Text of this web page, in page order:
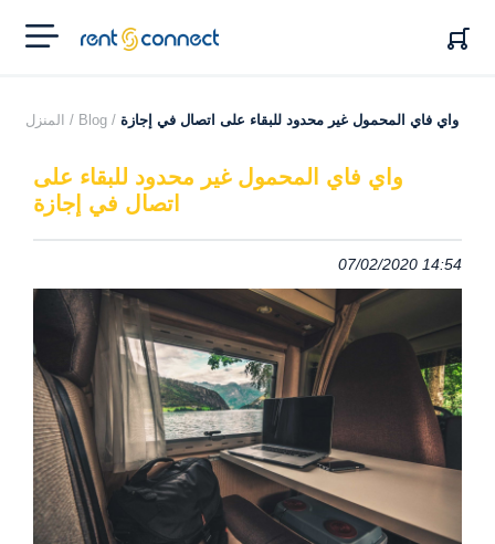
RENT'N
CONNECT
المنزل / Blog / واي فاي المحمول غير محدود للبقاء على اتصال في إجازة
واي فاي المحمول غير محدود للبقاء على
اتصال في إجازة
07/02/2020 14:54